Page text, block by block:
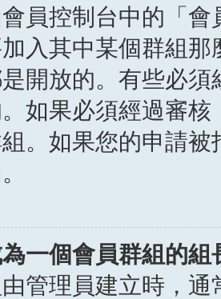
員控制台中的「
入其中某個群組
開放的。有些必
如果必須經過審
。如果您的申請
一個會員群組的組
管理員建立時，